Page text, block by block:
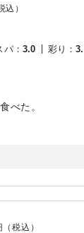
込）
パ： 3.0 彩り ：
べた。
（税込）